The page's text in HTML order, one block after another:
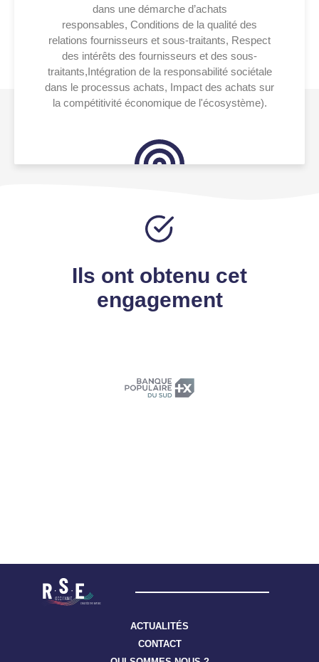
dans une démarche d’achats
responsables, Conditions de la qualité des
relations fournisseurs et sous-traitants, Respect
des intérêts des fournisseurs et des sous-
traitants,Intégration de la responsabilité sociétale
dans le processus achats, Impact des achats sur
la compétitivité économique de l'écosystème).
Ils ont obtenu cet
engagement
ACTUALITÉS
CONTACT